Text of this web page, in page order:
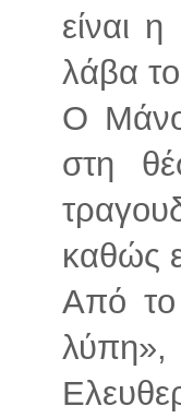
είναι
λάβα
Ο
στη
καθώς
Από το